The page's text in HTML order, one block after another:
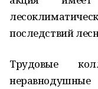
последствий
Трудовые